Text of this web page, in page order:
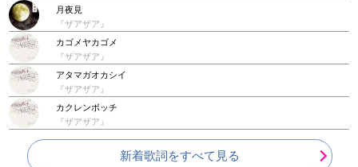
月夜見
『ザアザア』
カゴメヤカゴメ
『ザアザア』
アタマガオカシイ
『ザアザア』
カクレンボッチ
『ザアザア』
新着歌詞をすべて見る